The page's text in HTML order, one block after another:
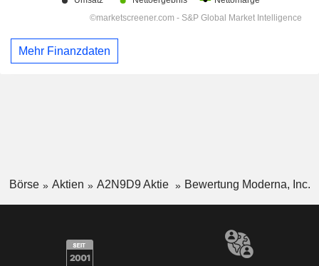
Mehr Finanzdaten
Börse Aktien A2N9D9 Aktie Bewertung Moderna, Inc.